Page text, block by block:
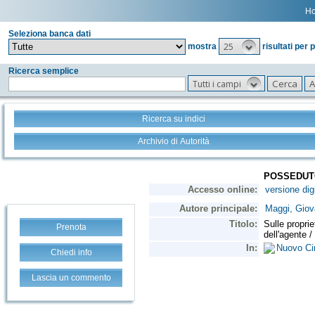
Seleziona banca dati
mostra
25 risultati per
Ricerca semplice
Tutti i campi
Ricerca su indici
Archivio di Autorità
Prenota
Chiedi info
Lascia un commento